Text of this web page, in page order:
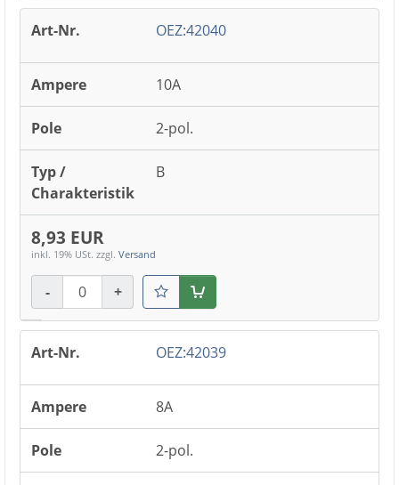
OEZ:42040
10A
2-pol.
B
8,93 EUR
inkl. 19% USt. zzgl. Versand
- +
OEZ:42039
8A
2-pol.